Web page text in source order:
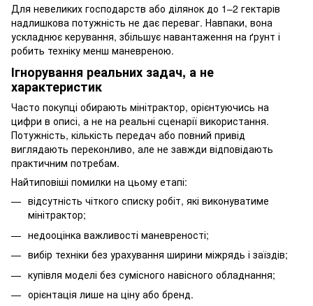
Для невеликих господарств або ділянок до 1–2 гектарів
надлишкова потужність не дає переваг. Навпаки, вона
ускладнює керування, збільшує навантаження на ґрунт і
робить техніку менш маневреною.
Ігнорування реальних задач, а не
характеристик
Часто покупці обирають мінітрактор, орієнтуючись на
цифри в описі, а не на реальні сценарії використання.
Потужність, кількість передач або повний привід
виглядають переконливо, але не завжди відповідають
практичним потребам.
Найтиповіші помилки на цьому етапі:
відсутність чіткого списку робіт, які виконуватиме
мінітрактор;
недооцінка важливості маневреності;
вибір техніки без урахування ширини міжрядь і заїздів;
купівля моделі без сумісного навісного обладнання;
орієнтація лише на ціну або бренд.